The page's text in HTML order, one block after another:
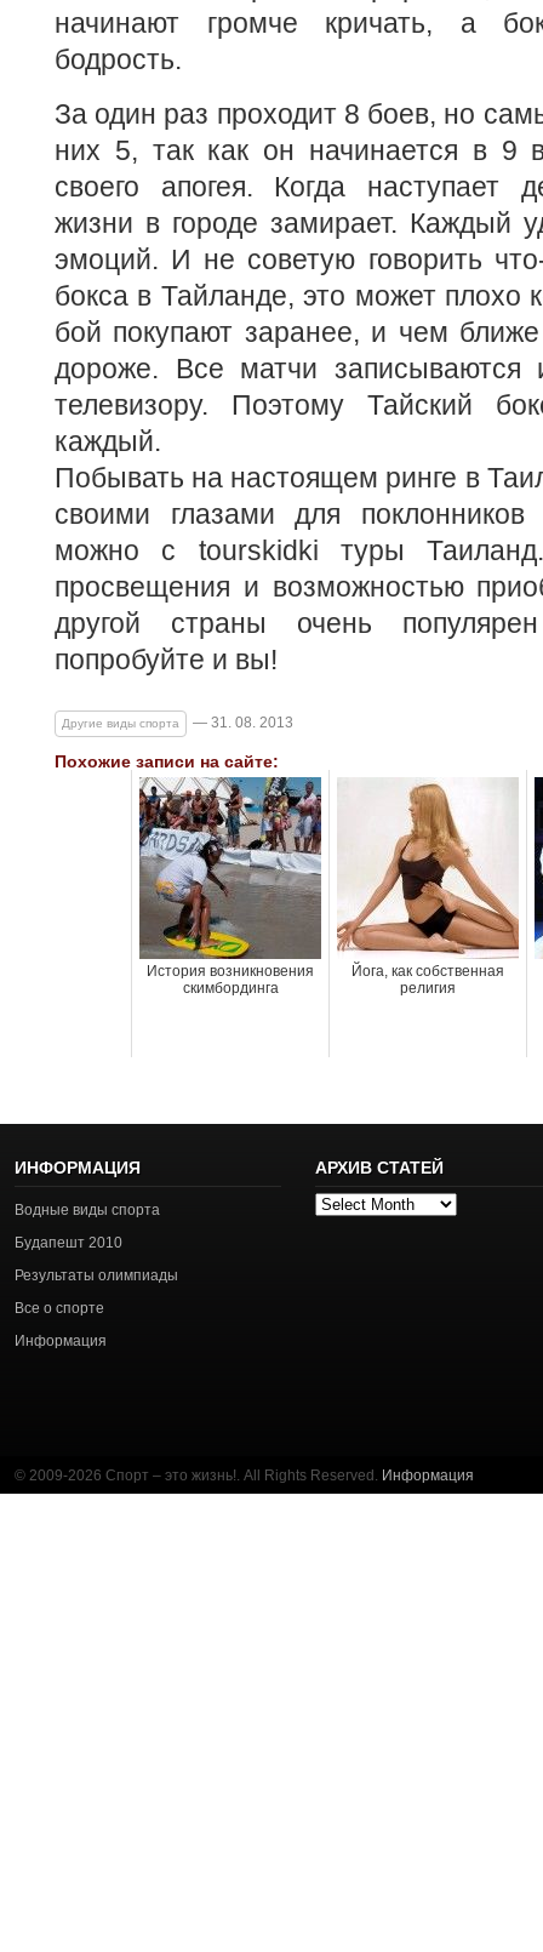
начинают громче кричать, а
бодрость.
За один раз проходит 8 боев, но
них 5, так как он начинается в 9
своего апогея. Когда наступает
жизни в городе замирает. Каждый
эмоций. И не советую говорить
бокса в Тайланде, это может плохо
бой покупают заранее, и чем
дороже. Все матчи записываются
телевизору. Поэтому Тайский
каждый.
Побывать на настоящем ринге в
своими глазами для поклонников
можно с tourskidki туры
просвещения и возможностью
другой страны очень
попробуйте и вы!
Другие виды спорта — 31. 08. 2013
Похожие записи на сайте:
История возникновения
скимбординга
Йога, как собственная
религия
ИНФОРМАЦИЯ
Водные виды спорта
Будапешт 2010
Результаты олимпиады
Все о спорте
Информация
АРХИВ СТАТЕЙ
Архив
© 2009-2026 Спорт – это жизнь!. All Rights Reserved. Информация